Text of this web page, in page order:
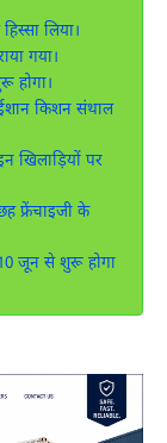
लिया।
गया।
होगा।
किशन संथाल
खिलाड़ियों पर
फ्रेंचाइजी के
जून से शुरू होगा